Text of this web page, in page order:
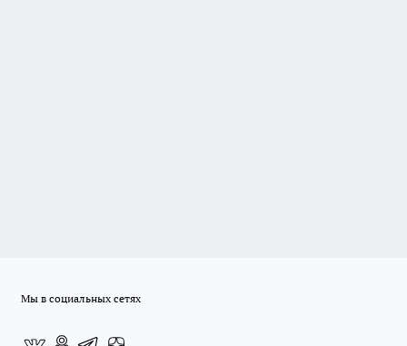
Мы в социальных сетях